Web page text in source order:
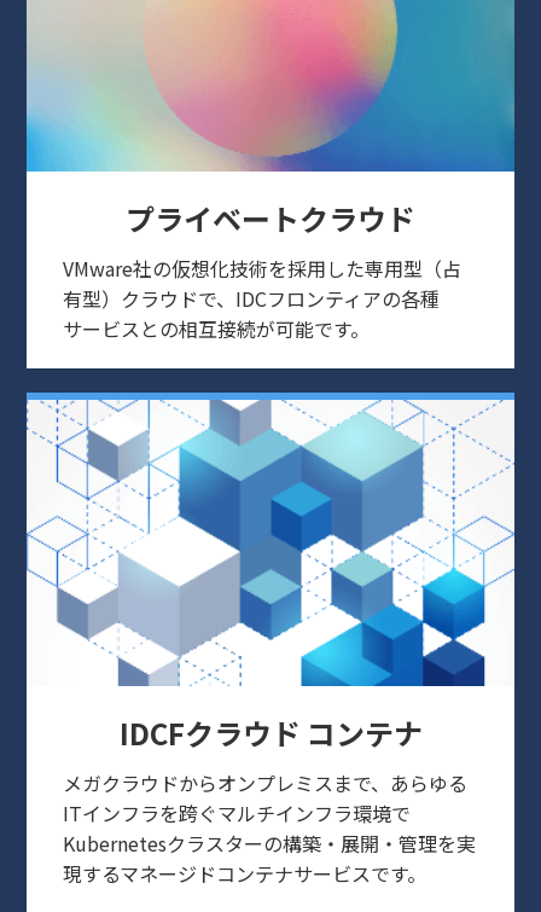
プライベートクラウド
VMware社の仮想化技術を採用した専用型（占
有型）クラウドで、IDCフロンティアの各種
サービスとの相互接続が可能です。
IDCFクラウド コンテナ
メガクラウドからオンプレミスまで、あらゆる
ITインフラを跨ぐマルチインフラ環境で
Kubernetesクラスターの構築・展開・管理を実
現するマネージドコンテナサービスです。